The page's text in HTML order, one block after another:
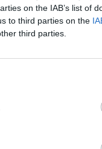
on the IAB’s list of
to third parties on the
third parties.
du detailliert etwas
Hierbei vermitteln
bei uns buchen –
sich in einer